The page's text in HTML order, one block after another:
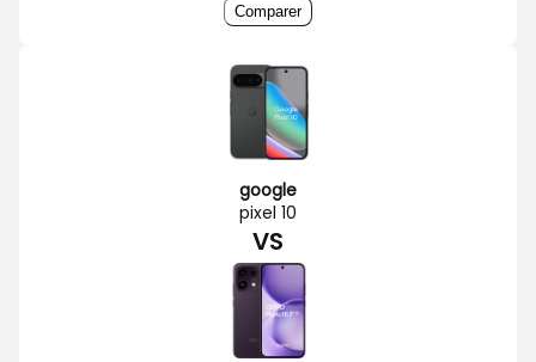
Comparer
google
pixel 10
VS